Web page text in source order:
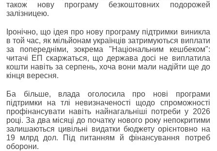
також нову програму безкоштовних подорожей
залізницею.
Іронічно, що ідея про нову програму підтримки виникла
в той час, як мільйонам українців затримуються виплати
за попередніми, зокрема "Національним кешбеком":
читачі ЕП скаржаться, що держава досі не виплатила
кошти навіть за серпень, хоча вони мали надійти ще до
кінця вересня.
Ба більше, влада оголосила про нові програми
підтримки на тлі невизначеності щодо спроможності
профінансувати навіть найнагальніші потреби у 2026
році. За два місяці до початку нового року непокритими
залишаються цивільні видатки бюджету орієнтовно на
19 млрд дол. Під питанням й фінансування потреб
оборони.